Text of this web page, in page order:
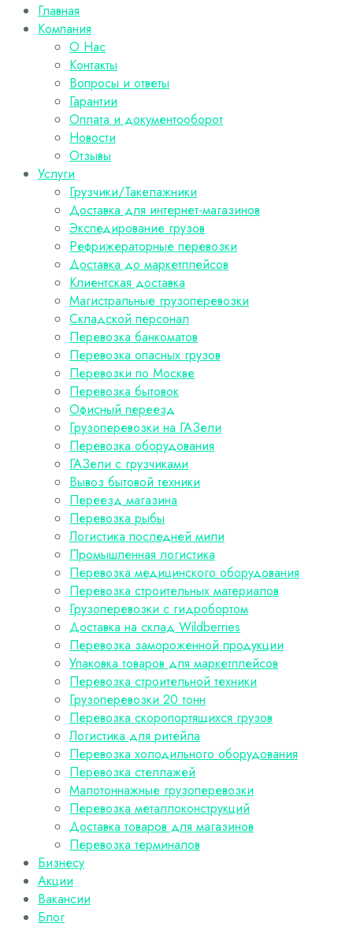
Главная
Компания
О Нас
Контакты
Вопросы и ответы
Гарантии
Оплата и документооборот
Новости
Отзывы
Услуги
Грузчики/Такелажники
Доставка для интернет-магазинов
Экспедирование грузов
Рефрижераторные перевозки
Доставка до маркетплейсов
Клиентская доставка
Магистральные грузоперевозки
Складской персонал
Перевозка банкоматов
Перевозка опасных грузов
Перевозки по Москве
Перевозка бытовок
Офисный переезд
Грузоперевозки на ГАЗели
Перевозка оборудования
ГАЗели с грузчиками
Вывоз бытовой техники
Переезд магазина
Перевозка рыбы
Логистика последней мили
Промышленная логистика
Перевозка медицинского оборудования
Перевозка строительных материалов
Грузоперевозки с гидробортом
Доставка на склад Wildberries
Перевозка замороженной продукции
Упаковка товаров для маркетплейсов
Перевозка строительной техники
Грузоперевозки 20 тонн
Перевозка скоропортящихся грузов
Логистика для ритейла
Перевозка холодильного оборудования
Перевозка стеллажей
Малотоннажные грузоперевозки
Перевозка металлоконструкций
Доставка товаров для магазинов
Перевозка терминалов
Бизнесу
Акции
Вакансии
Блог